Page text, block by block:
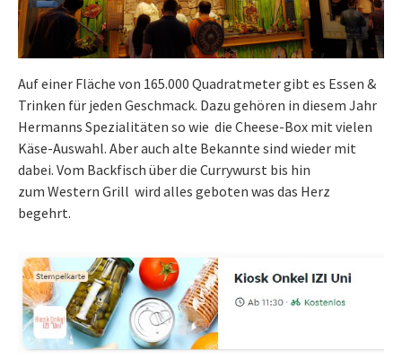
Auf einer Fläche von 165.000 Quadratmeter gibt es Essen &
Trinken für jeden Geschmack. Dazu gehören in diesem Jahr
Hermanns Spezialitäten so wie die Cheese-Box mit vielen
Käse-Auswahl. Aber auch alte Bekannte sind wieder mit
dabei. Vom Backfisch über die Currywurst bis hin
zum Western Grill wird alles geboten was das Herz
begehrt.